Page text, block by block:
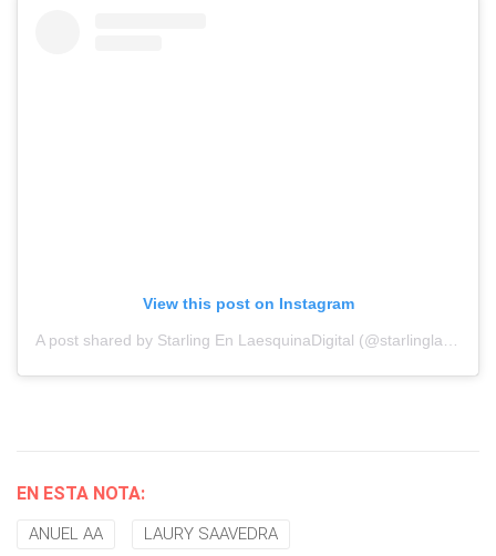
View this post on Instagram
EN ESTA NOTA:
ANUEL AA LAURY SAAVEDRA